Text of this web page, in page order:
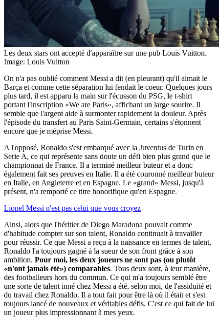
Les deux stars ont accepté d'apparaître sur une pub Louis Vuitton.
Image: Louis Vuitton
On n'a pas oublié comment Messi a dit (en pleurant) qu'il aimait le
Barça et comme cette séparation lui fendait le coeur. Quelques jours
plus tard, il est apparu la main sur l'écusson du PSG, le t-shirt
portant l'inscription «We are Paris», affichant un large sourire. Il
semble que l'argent aide à surmonter rapidement la douleur. Après
l'épisode du transfert au Paris Saint-Germain, certains s'étonnent
encore que je méprise Messi.
A l'opposé, Ronaldo s'est embarqué avec la Juventus de Turin en
Serie A, ce qui représente sans doute un défi bien plus grand que le
championnat de France. Il a terminé meilleur buteur et a donc
également fait ses preuves en Italie. Il a été couronné meilleur buteur
en Italie, en Angleterre et en Espagne. Le «grand» Messi, jusqu'à
présent, n'a remporté ce titre honorifique qu'en Espagne.
Lionel Messi n'est pas celui que vous croyez
Ainsi, alors que l'héritier de Diego Maradona pouvait comme
d'habitude compter sur son talent, Ronaldo continuait à travailler
pour réussir. Ce que Messi a reçu à la naissance en termes de talent,
Ronaldo l'a toujours gagné à la sueur de son front grâce à son
ambition. Pour moi, les deux joueurs ne sont pas (ou plutôt
«n'ont jamais été») comparables. Tous deux sont, à leur manière,
des footballeurs hors du commun. Ce qui m'a toujours semblé être
une sorte de talent inné chez Messi a été, selon moi, de l'assiduité et
du travail chez Ronaldo. Il a tout fait pour être là où il était et s'est
toujours lancé de nouveaux et véritables défis. C'est ce qui fait de lui
un joueur plus impressionnant à mes yeux.